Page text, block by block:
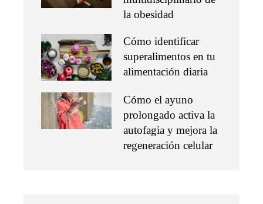
la obesidad
Cómo identificar
superalimentos en tu
alimentación diaria
Cómo el ayuno
prolongado activa la
autofagia y mejora la
regeneración celular